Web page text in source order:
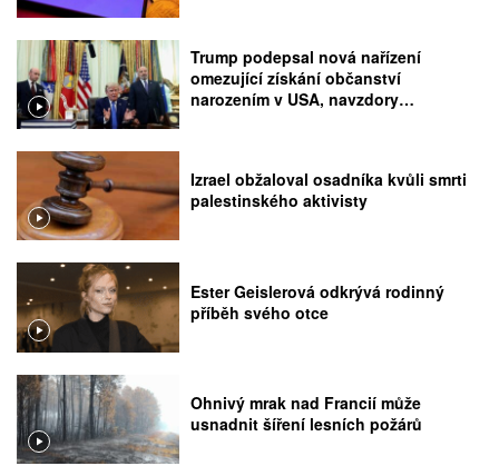
Trump podepsal nová nařízení
omezující získání občanství
narozením v USA, navzdory
Izrael obžaloval osadníka kvůli smrti
palestinského aktivisty
Ester Geislerová odkrývá rodinný
příběh svého otce
Ohnivý mrak nad Francií může
usnadnit šíření lesních požárů